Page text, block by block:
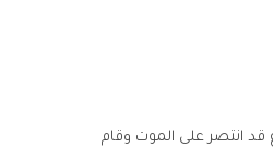
قد انتصر على الموت وقام